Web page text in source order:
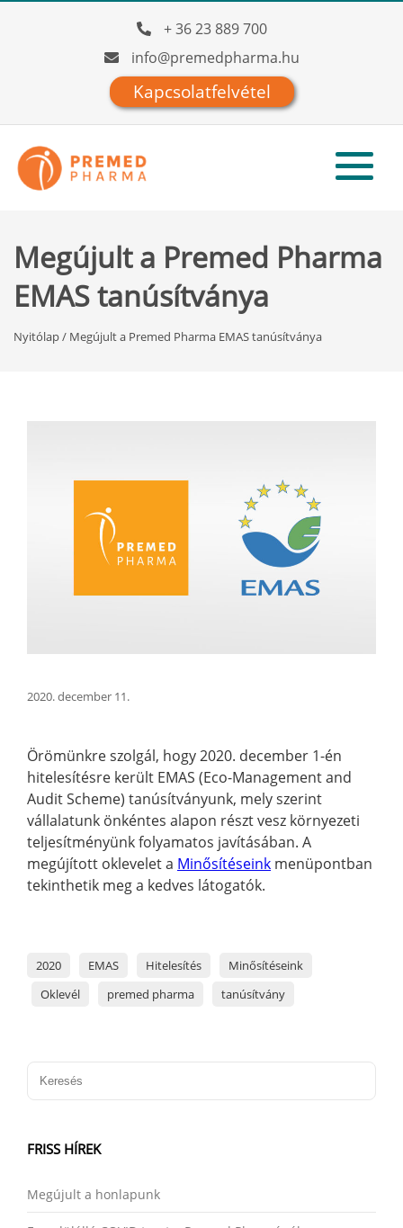
+ 36 23 889 700
info@premedpharma.hu
Kapcsolatfelvétel
Megújult a Premed Pharma
EMAS tanúsítványa
Nyitólap/ Megújult a Premed Pharma EMAS tanúsítványa
2020. december 11.
Örömünkre szolgál, hogy 2020. december 1-én
hitelesítésre került EMAS (Eco-Management and
Audit Scheme) tanúsítványunk, mely szerint
vállalatunk önkéntes alapon részt vesz környezeti
teljesítményünk folyamatos javításában. A
megújított oklevelet a Minősítéseink menüpontban
tekinthetik meg a kedves látogatók.
2020 EMAS Hitelesítés
Minősítéseink
Oklevél
premed pharma tanúsítvány
FRISS HÍREK
Megújult a honlapunk